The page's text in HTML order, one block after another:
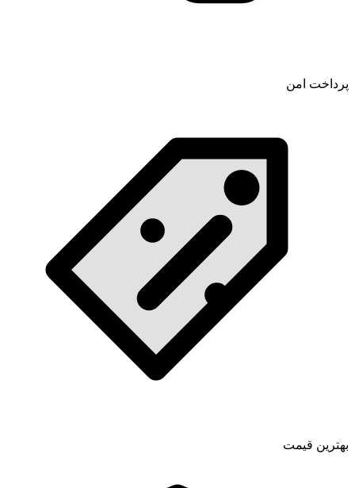
پرداخت امن
بهترین قیمت